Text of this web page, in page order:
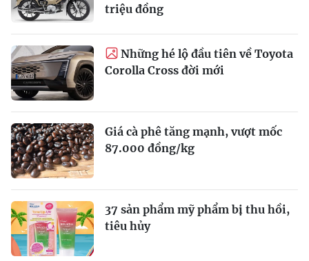
triệu đồng
Những hé lộ đầu tiên về Toyota
Corolla Cross đời mới
Giá cà phê tăng mạnh, vượt mốc
87.000 đồng/kg
37 sản phẩm mỹ phẩm bị thu hồi,
tiêu hủy